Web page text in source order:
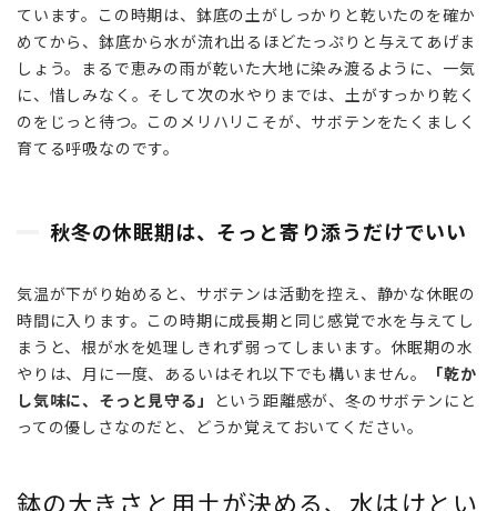
うに
2.2
秋冬
の休
眠期
は、
うだ
いい
3
鉢の
大き
さと
用土
ています。この時期は、鉢底の土がしっかりと乾いたのを確か
めてから、鉢底から水が流れ出るほどたっぷりと与えてあげま
しょう。まるで恵みの雨が乾いた大地に染み渡るように、一気
に、惜しみなく。そして次の水やりまでは、土がすっかり乾く
のをじっと待つ。このメリハリこそが、サボテンをたくましく
育てる呼吸なのです。
秋冬の休眠期は、そっと寄り添うだけでいい
気温が下がり始めると、サボテンは活動を控え、静かな休眠の
時間に入ります。この時期に成長期と同じ感覚で水を与えてし
まうと、根が水を処理しきれず弱ってしまいます。休眠期の水
やりは、月に一度、あるいはそれ以下でも構いません。
「乾か
し気味に、そっと見守る」 という距離感が、冬のサボテンにと
っての優しさなのだと、どうか覚えておいてください。
鉢の大きさと用土が決める、水はけとい